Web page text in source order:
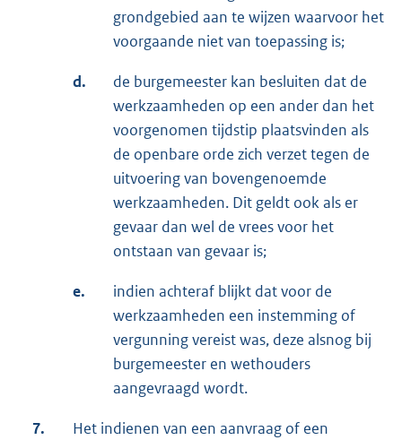
grondgebied aan te wijzen waarvoor het
voorgaande niet van toepassing is;
d.
de burgemeester kan besluiten dat de
werkzaamheden op een ander dan het
voorgenomen tijdstip plaatsvinden als
de openbare orde zich verzet tegen de
uitvoering van bovengenoemde
werkzaamheden. Dit geldt ook als er
gevaar dan wel de vrees voor het
ontstaan van gevaar is;
e.
indien achteraf blijkt dat voor de
werkzaamheden een instemming of
vergunning vereist was, deze alsnog bij
burgemeester en wethouders
aangevraagd wordt.
7.
Het indienen van een aanvraag of een